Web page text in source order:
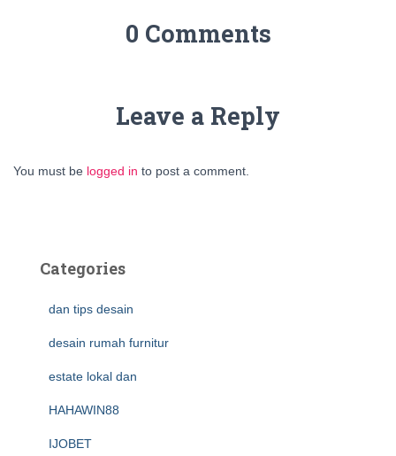
0 Comments
Leave a Reply
You must be logged in to post a comment.
Categories
dan tips desain
desain rumah furnitur
estate lokal dan
HAHAWIN88
IJOBET